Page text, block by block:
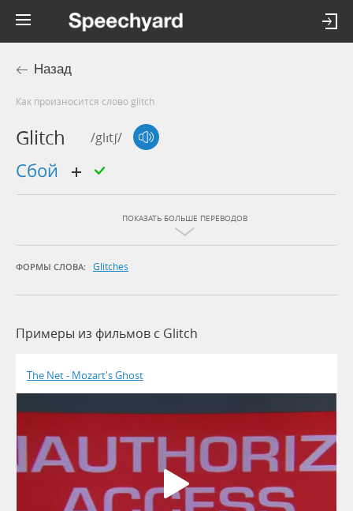
Назад
Как произносится слово glitch
Glitch /glɪtʃ/
сбой
ПОКАЗАТЬ БОЛЬШЕ ПЕРЕВОДОВ
ФОРМЫ СЛОВА: Glitches
Примеры из фильмов c Glitch
The Net - Mozart's Ghost